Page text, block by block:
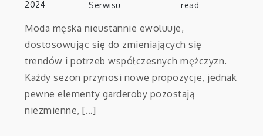
2024 Serwisu read
Moda męska nieustannie ewoluuje,
dostosowując się do zmieniających się
trendów i potrzeb współczesnych mężczyzn.
Każdy sezon przynosi nowe propozycje, jednak
pewne elementy garderoby pozostają
niezmienne, […]